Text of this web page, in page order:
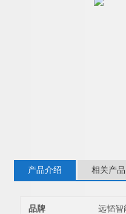
产品介绍 相关产品
品牌 远韬智